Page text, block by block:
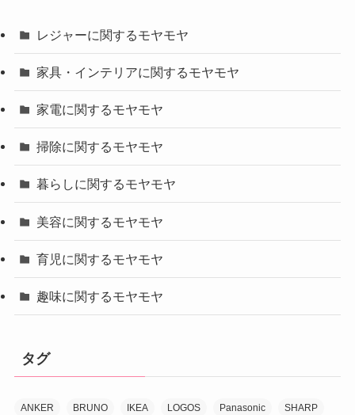
レジャーに関するモヤモヤ
家具・インテリアに関するモヤモヤ
家電に関するモヤモヤ
掃除に関するモヤモヤ
暮らしに関するモヤモヤ
美容に関するモヤモヤ
育児に関するモヤモヤ
趣味に関するモヤモヤ
タグ
ANKER BRUNO IKEA LOGOS Panasonic SHARP